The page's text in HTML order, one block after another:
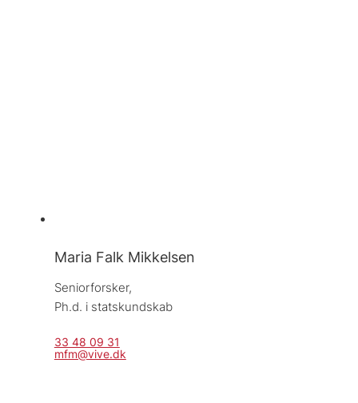
Maria Falk Mikkelsen
Seniorforsker,
Ph.d. i statskundskab
33 48 09 31
mfm@vive.dk